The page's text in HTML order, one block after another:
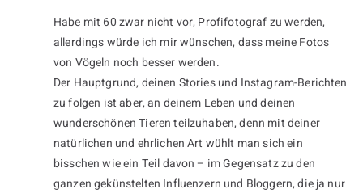
Habe mit 60 zwar nicht vor, Profifotograf zu werden,
allerdings würde ich mir wünschen, dass meine Fotos
von Vögeln noch besser werden.
Der Hauptgrund, deinen Stories und Instagram-Berichten
zu folgen ist aber, an deinem Leben und deinen
wunderschönen Tieren teilzuhaben, denn mit deiner
natürlichen und ehrlichen Art wühlt man sich ein
bisschen wie ein Teil davon – im Gegensatz zu den
ganzen gekünstelten Influenzern und Bloggern, die ja nur